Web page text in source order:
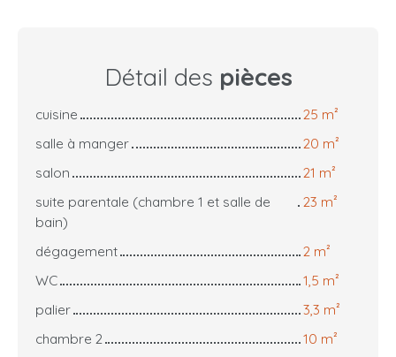
Détail des pièces
cuisine
25 m²
salle à manger
20 m²
salon
21 m²
suite parentale (chambre 1 et salle de
bain)
23 m²
dégagement
2 m²
WC
1,5 m²
palier
3,3 m²
chambre 2
10 m²